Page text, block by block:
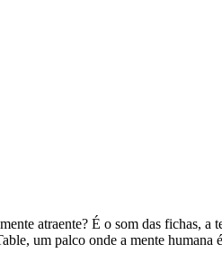
atraente? É o som das fichas,
um palco onde a mente humana